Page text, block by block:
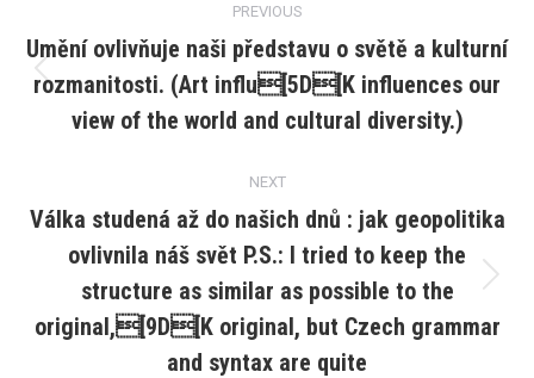
navigation
PREVIOUS
Previous
post:
Umění ovlivňuje naši představu o světě a kulturní
rozmanitosti. (Art influ[5D[K influences our
view of the world and cultural diversity.)
NEXT
Next
post:
Válka studená až do našich dnů : jak geopolitika
ovlivnila náš svět P.S.: I tried to keep the
structure as similar as possible to the
original,[9D[K original, but Czech grammar
and syntax are quite